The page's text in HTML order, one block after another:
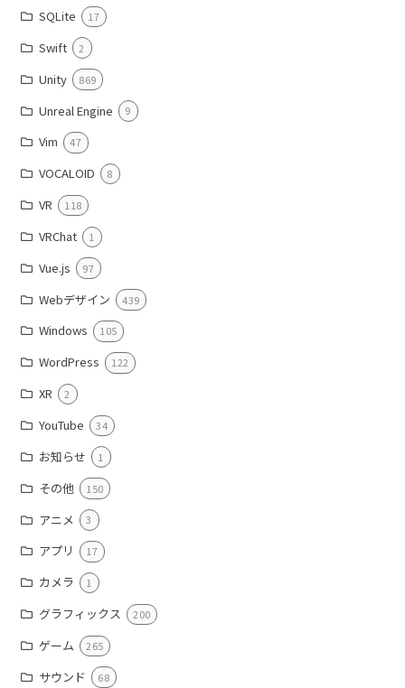
SQLite 17
Swift 2
Unity 869
Unreal Engine 9
Vim 47
VOCALOID 8
VR 118
VRChat 1
Vue.js 97
Webデザイン 439
Windows 105
WordPress 122
XR 2
YouTube 34
お知らせ 1
その他 150
アニメ 3
アプリ 17
カメラ 1
グラフィックス 200
ゲーム 265
サウンド 68